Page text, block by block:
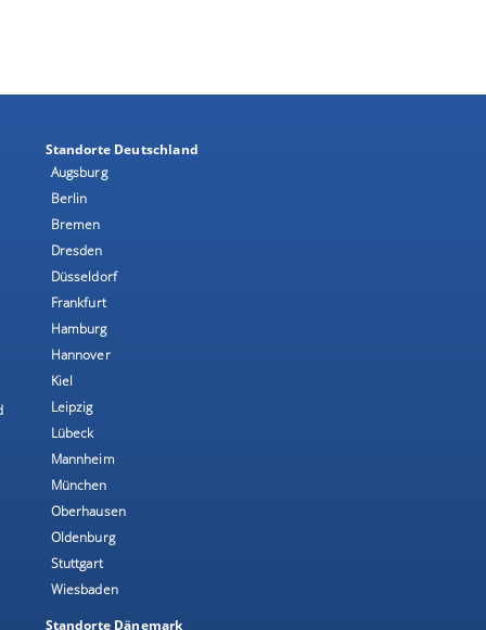
Standorte Deutschland
Augsburg
Berlin
Bremen
Dresden
Düsseldorf
Frankfurt
Hamburg
Hannover
Kiel
Leipzig
Lübeck
Mannheim
München
Oberhausen
Oldenburg
Stuttgart
Wiesbaden
Standorte Dänemark